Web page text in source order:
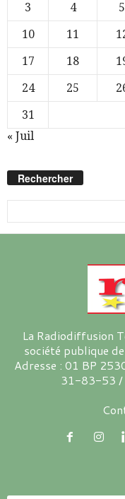
3
4 5
10
11
17
18
24
25
31
« Juil
Rechercher
La Radiodiffusion
société publique
Adresse : 01 BP
31-83-53